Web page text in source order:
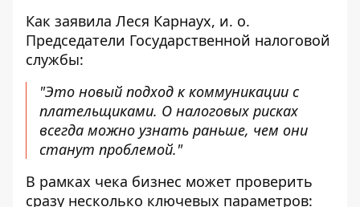
Как заявила Леся Карнаух, и. о.
Председатели Государственной налоговой
службы:
"Это новый подход к коммуникации с
плательщиками. О налоговых рисках
всегда можно узнать раньше, чем они
станут проблемой."
В рамках чека бизнес может проверить
сразу несколько ключевых параметров: